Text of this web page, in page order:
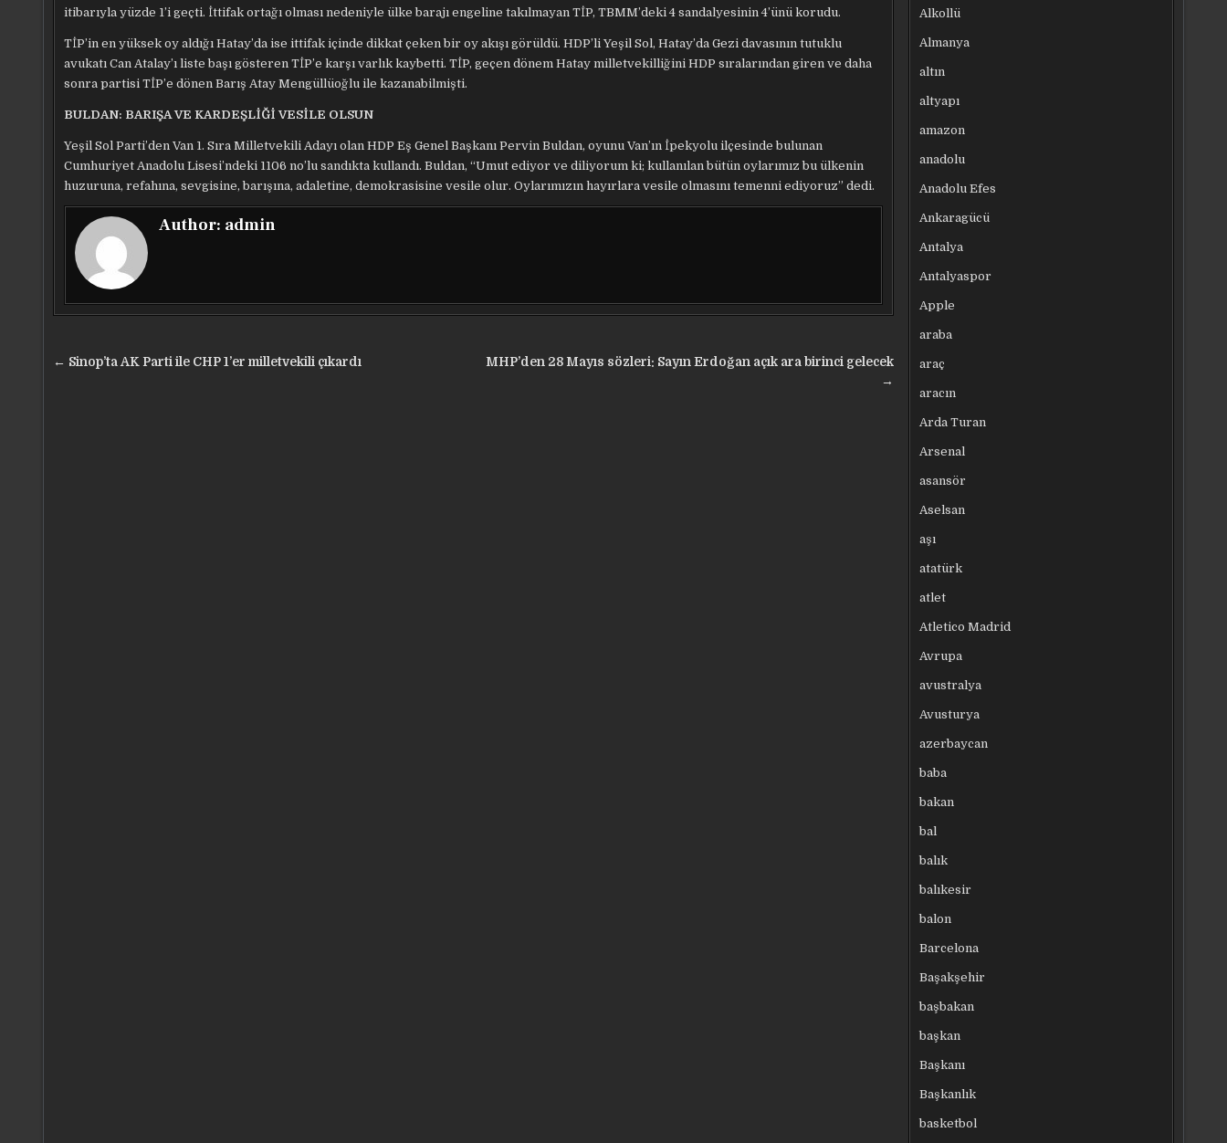
itibarıyla yüzde 1’i geçti. İttifak ortağı olması nedeniyle ülke barajı engeline takılmayan TİP, TBMM’deki 4 sandalyesinin 4’ünü korudu.
TİP’in en yüksek oy aldığı Hatay’da ise ittifak içinde dikkat çeken bir oy akışı görüldü. HDP’li Yeşil Sol, Hatay’da Gezi davasının tutuklu
avukatı Can Atalay’ı liste başı gösteren TİP’e karşı varlık kaybetti. TİP, geçen dönem Hatay milletvekilliğini HDP sıralarından giren ve daha
sonra partisi TİP’e dönen Barış Atay Mengüllüoğlu ile kazanabilmişti.
BULDAN: BARIŞA VE KARDEŞLİĞİ VESİLE OLSUN
Yeşil Sol Parti’den Van 1. Sıra Milletvekili Adayı olan HDP Eş Genel Başkanı Pervin Buldan, oyunu Van’ın İpekyolu ilçesinde bulunan
Cumhuriyet Anadolu Lisesi’ndeki 1106 no’lu sandıkta kullandı. Buldan, “Umut ediyor ve diliyorum ki; kullanılan bütün oylarımız bu ülkenin
huzuruna, refahına, sevgisine, barışına, adaletine, demokrasisine vesile olur. Oylarımızın hayırlara vesile olmasını temenni ediyoruz” dedi.
Author: admin
Yazı
MHP’den 28 Mayıs sözleri: Sayın Erdoğan açık ara birinci gelecek
→
← Sinop’ta AK Parti ile CHP 1’er milletvekili çıkardı
Alkollü
Almanya
altın
altyapı
amazon
anadolu
Anadolu Efes
Ankaragücü
Antalya
Antalyaspor
Apple
araba
araç
aracın
Arda Turan
Arsenal
asansör
Aselsan
aşı
atatürk
atlet
Atletico Madrid
Avrupa
avustralya
Avusturya
azerbaycan
baba
bakan
bal
balık
balıkesir
balon
Barcelona
Başakşehir
başbakan
başkan
Başkanı
Başkanlık
basketbol